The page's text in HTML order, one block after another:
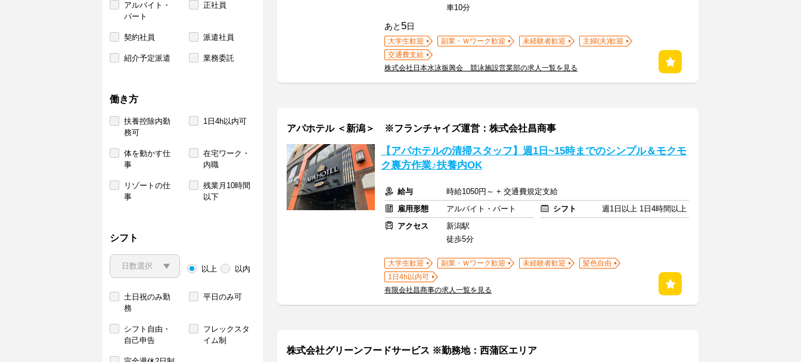
アルバイト・
パート
正社員
契約社員 派遣社員
紹介予定派遣 業務委託
働き方
扶養控除内勤
務可
1日4h以内可
体を動かす仕
事
在宅ワーク・
内職
リゾートの仕
事
残業月10時間
以下
シフト
以上 以内
土日祝のみ勤
務
平日のみ可
シフト自由・
自己申告
フレックスタ
イム制
車10分
あと 5日
大学生歓迎 副業・Ｗワーク歓迎 未経験者歓迎
主婦(夫)歓迎
交通費支給
株式会社日本水泳振興会 競泳施設営業部の求人一覧を見る
アパホテル ＜新潟＞ ※フランチャイズ運営：株式会社昌商事
【アパホテルの清掃スタッフ】週1日~15時までのシンプル＆モクモ
ク裏方作業♪扶養内OK
給与
時給1050円～ + 交通費規定支給
雇用形態
アルバイト・パート シフト
週1日以上 1日4時間以上
アクセス
新潟駅
徒歩5分
大学生歓迎 副業・Ｗワーク歓迎 未経験者歓迎
髪色自由
1日4h以内可
有限会社昌商事の求人一覧を見る
株式会社グリーンフードサービス ※勤務地：西蒲区エリア